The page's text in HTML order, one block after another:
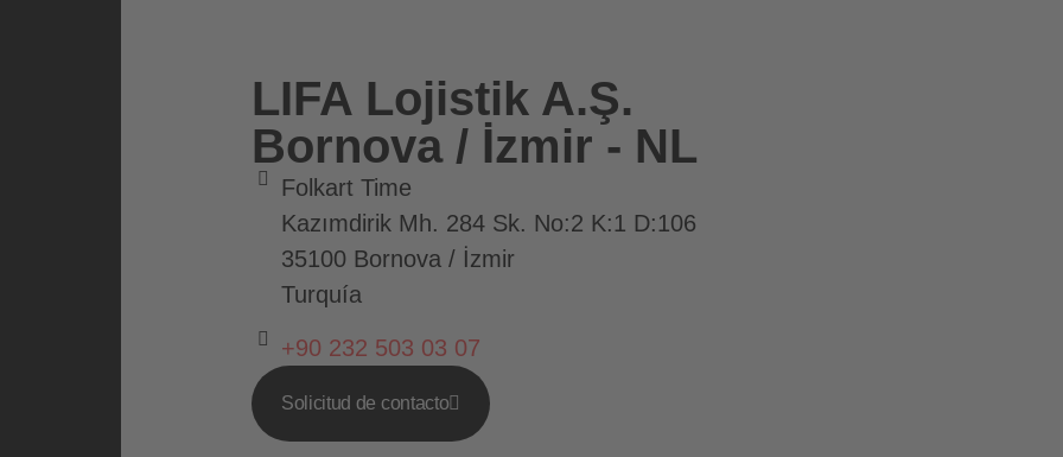
LIFA Lojistik A.Ş.
Bornova / İzmir - NL
Folkart Time
Kazımdirik Mh. 284 Sk. No:2 K:1 D:106
35100 Bornova / İzmir
Turquía
+90 232 503 03 07
Solicitud de contacto